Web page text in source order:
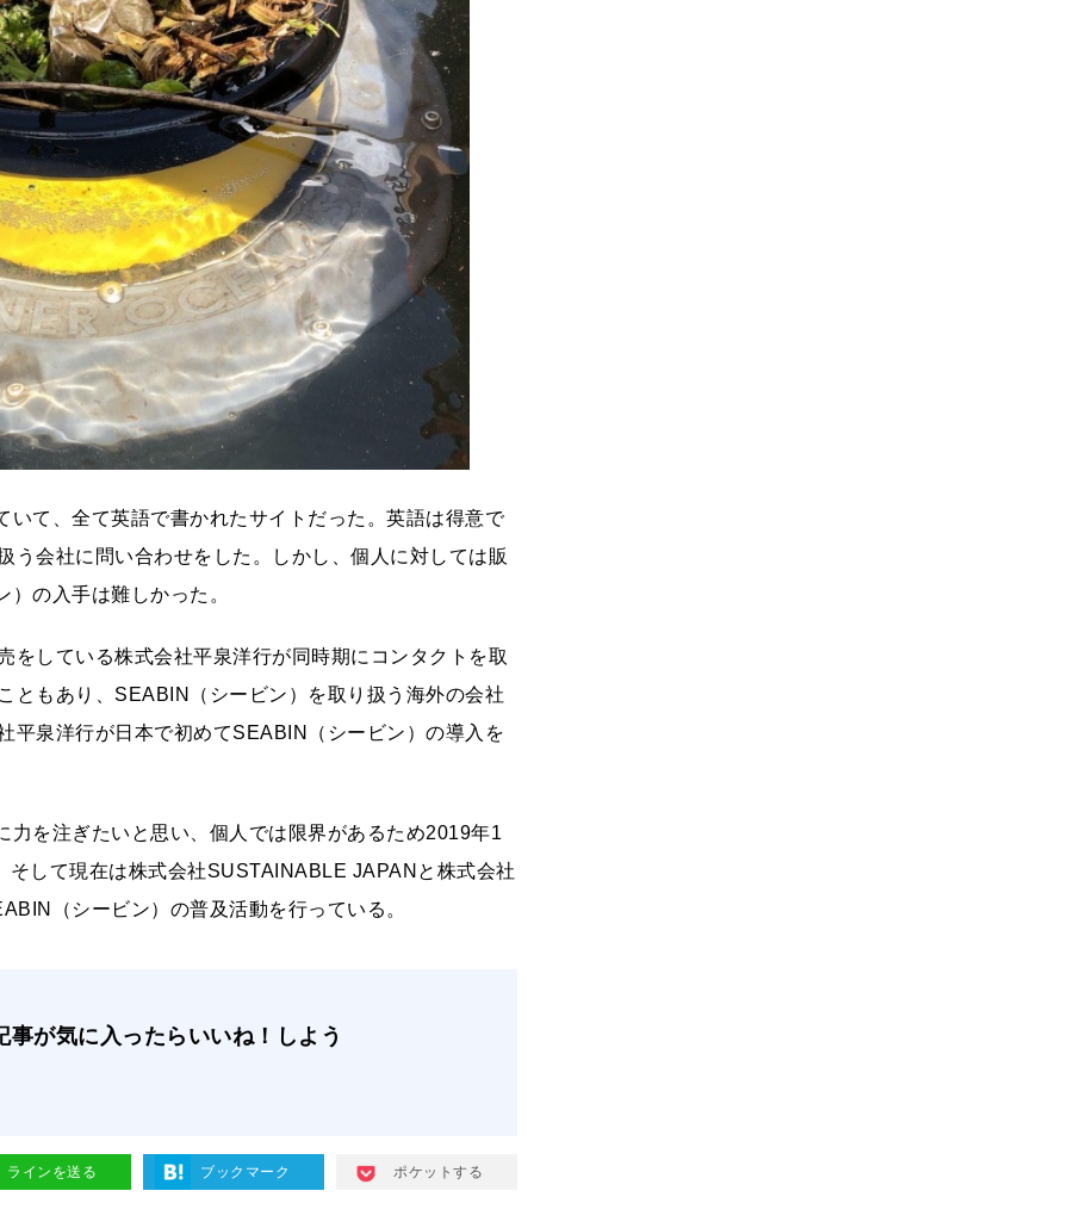
て、全て英語で書かれたサイトだった。英語は得意で
う会社に問い合わせをした。しかし、個人に対しては販
の入手は難しかった。
をしている株式会社平泉洋行が同時期にコンタクトを取
ともあり、SEABIN（シービン）を取り扱う海外の会社
平泉洋行が日本で初めてSEABIN（シービン）の導入を
を注ぎたいと思い、個人では限界があるため2019年1
して現在は株式会社SUSTAINABLE JAPANと株式会社
（シービン）の普及活動を行っている。
事が気に入ったらいいね！しよう
ラインを送る ブックマーク ポケットする